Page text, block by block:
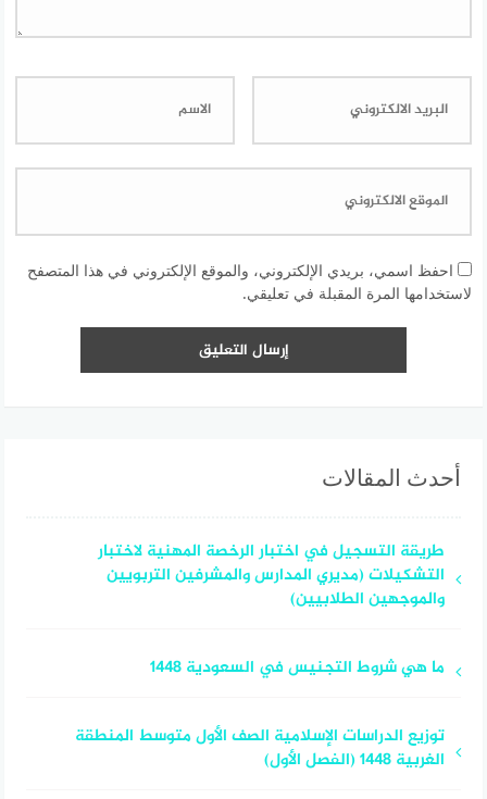
احفظ اسمي، بريدي الإلكتروني، والموقع الإلكتروني في هذا المتصفح
لاستخدامها المرة المقبلة في تعليقي.
أحدث المقالات
طريقة التسجيل في اختبار الرخصة المهنية لاختبار
التشكيلات (مديري المدارس والمشرفين التربويين
والموجهين الطلابيين)
ما هي شروط التجنيس في السعودية 1448
توزيع الدراسات الإسلامية الصف الأول متوسط المنطقة
الغربية 1448 (الفصل الأول)